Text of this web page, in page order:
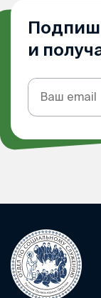
и
Подписка
на